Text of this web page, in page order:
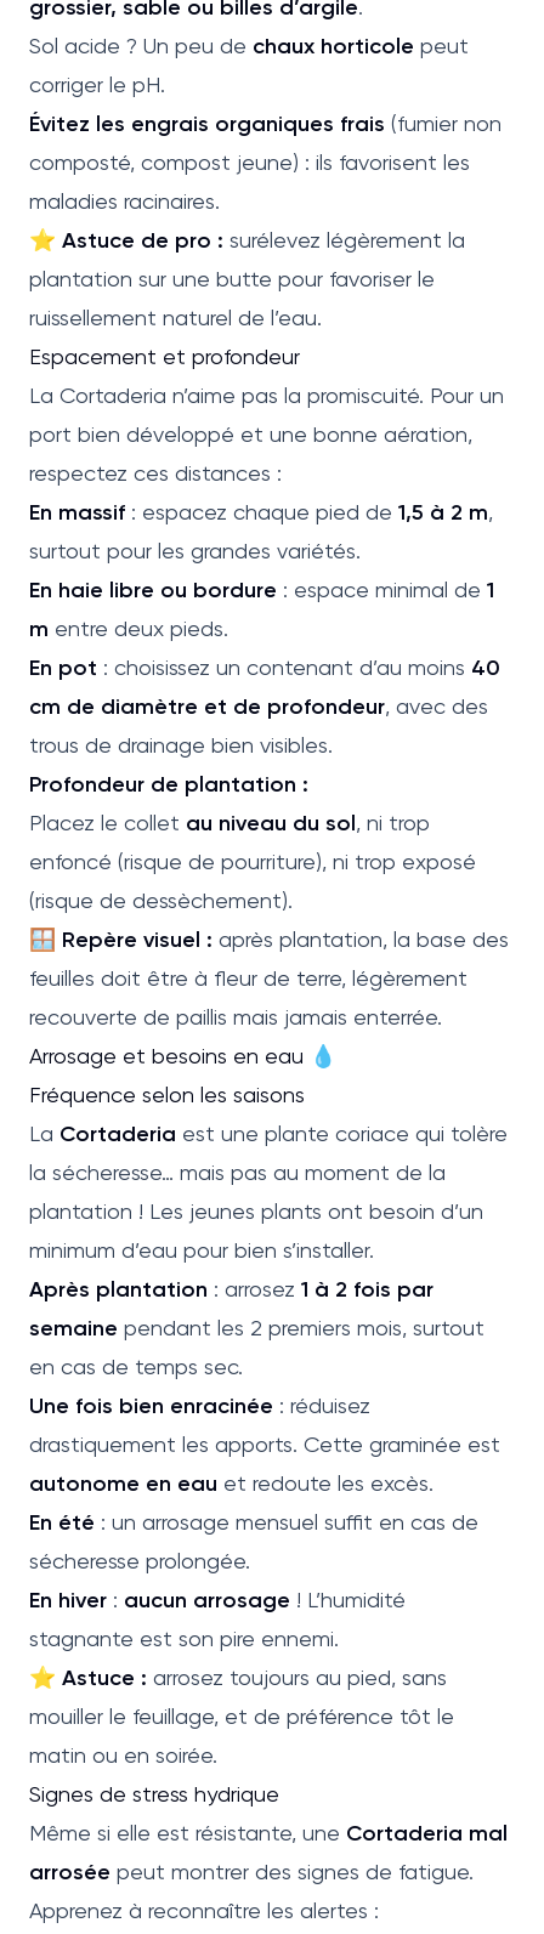
grossier, sable ou billes d’argile.
Sol acide ? Un peu de chaux horticole peut
corriger le pH.
Évitez les engrais organiques frais (fumier non
composté, compost jeune) : ils favorisent les
maladies racinaires.
⭐ Astuce de pro : surélevez légèrement la
plantation sur une butte pour favoriser le
ruissellement naturel de l’eau.
Espacement et profondeur
La Cortaderia n’aime pas la promiscuité. Pour un
port bien développé et une bonne aération,
respectez ces distances :
En massif : espacez chaque pied de 1,5 à 2 m,
surtout pour les grandes variétés.
En haie libre ou bordure : espace minimal de 1
m entre deux pieds.
En pot : choisissez un contenant d’au moins 40
cm de diamètre et de profondeur, avec des
trous de drainage bien visibles.
Profondeur de plantation :
Placez le collet au niveau du sol, ni trop
enfoncé (risque de pourriture), ni trop exposé
(risque de dessèchement).
🪟 Repère visuel : après plantation, la base des
feuilles doit être à fleur de terre, légèrement
recouverte de paillis mais jamais enterrée.
Arrosage et besoins en eau 💧
Fréquence selon les saisons
La Cortaderia est une plante coriace qui tolère
la sécheresse… mais pas au moment de la
plantation ! Les jeunes plants ont besoin d’un
minimum d’eau pour bien s’installer.
Après plantation : arrosez 1 à 2 fois par
semaine pendant les 2 premiers mois, surtout
en cas de temps sec.
Une fois bien enracinée : réduisez
drastiquement les apports. Cette graminée est
autonome en eau et redoute les excès.
En été : un arrosage mensuel suffit en cas de
sécheresse prolongée.
En hiver : aucun arrosage ! L’humidité
stagnante est son pire ennemi.
⭐ Astuce : arrosez toujours au pied, sans
mouiller le feuillage, et de préférence tôt le
matin ou en soirée.
Signes de stress hydrique
Même si elle est résistante, une Cortaderia mal
arrosée peut montrer des signes de fatigue.
Apprenez à reconnaître les alertes :